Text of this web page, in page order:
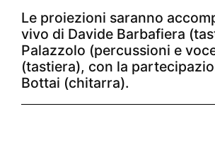
Le proiezioni saranno
vivo di Davide Barbafiera
Palazzolo (percussioni e
(tastiera), con la
Bottai (chitarra).